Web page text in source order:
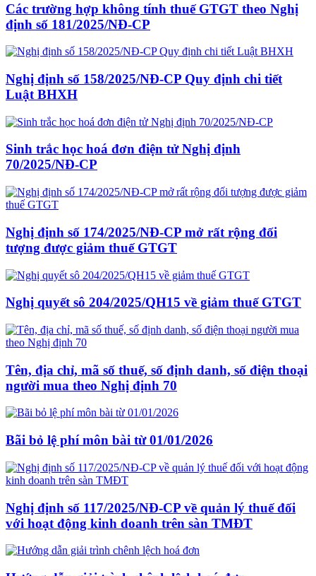
Các trường hợp không tính thuế GTGT theo Nghị
định số 181/2025/NĐ-CP
Nghị định số 158/2025/NĐ-CP Quy định chi tiết
Luật BHXH
Sinh trắc học hoá đơn điện tử Nghị định
70/2025/NĐ-CP
Nghị định số 174/2025/NĐ-CP mở rất rộng đối
tượng được giảm thuế GTGT
Nghị quyết sô 204/2025/QH15 về giảm thuế GTGT
Tên, địa chỉ, mã số thuế, số định danh, số điện thoại
người mua theo Nghị định 70
Bãi bỏ lệ phí môn bài từ 01/01/2026
Nghị định số 117/2025/NĐ-CP về quản lý thuế đối
với hoạt động kinh doanh trên sàn TMĐT